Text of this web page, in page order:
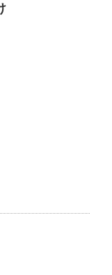
有する者
。
る委託先を選
切な監督を行
客さまの意思
希望されるサ